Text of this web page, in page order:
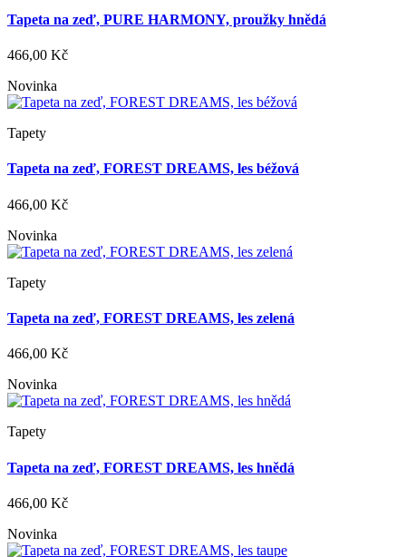
Tapeta na zeď, PURE HARMONY, proužky hnědá
466,00 Kč
Novinka
Tapety
Tapeta na zeď, FOREST DREAMS, les béžová
466,00 Kč
Novinka
Tapety
Tapeta na zeď, FOREST DREAMS, les zelená
466,00 Kč
Novinka
Tapety
Tapeta na zeď, FOREST DREAMS, les hnědá
466,00 Kč
Novinka